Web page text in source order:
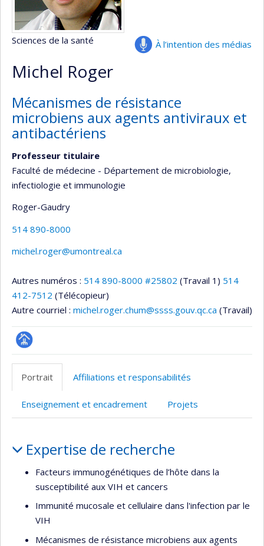
À l’intention des médias
Sciences de la santé
Michel Roger
Mécanismes de résistance
microbiens aux agents antiviraux et
antibactériens
Professeur titulaire
Faculté de médecine - Département de microbiologie,
infectiologie et immunologie
Roger-Gaudry
514 890-8000
michel.roger@umontreal.ca
Autres numéros : 514 890-8000 #25802 (Travail 1) 514
412-7512 (Télécopieur)
Autre courriel : michel.roger.chum@ssss.gouv.qc.ca (Travail)
Page
Portrait Affiliations et responsabilités
Enseignement et encadrement Projets
Expertise de recherche
Facteurs immunogénétiques de l’hôte dans la
susceptibilité aux VIH et cancers
Immunité mucosale et cellulaire dans l'infection par le
VIH
Mécanismes de résistance microbiens aux agents